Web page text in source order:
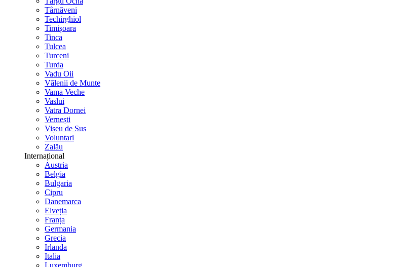
Târnăveni
Techirghiol
Timișoara
Tinca
Tulcea
Turceni
Turda
Vadu Oii
Vălenii de Munte
Vama Veche
Vaslui
Vatra Dornei
Vernești
Vișeu de Sus
Voluntari
Zalău
Internațional
Austria
Belgia
Bulgaria
Cipru
Danemarca
Elveția
Franța
Germania
Grecia
Irlanda
Italia
Luxemburg